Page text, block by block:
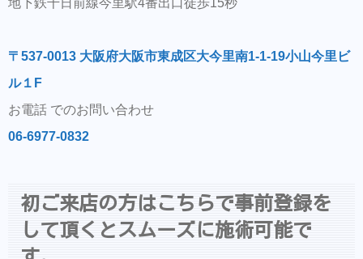
〒537-0013 大阪府大阪市東成区大今里南1-1-19小山今里ビ
ル１F
お電話 でのお問い合わせ
06-6977-0832
初ご来店の方はこちらで事前登録を
して頂くとスムーズに施術可能で